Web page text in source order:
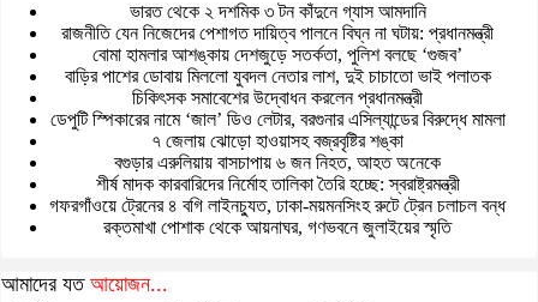
ভারত থেকে ২ দশমিক ৩ টন কাঁদুনে গ্যাস আমদানি
রাজনীতি যেন নিজেদের পেশাগত দায়িত্ব পালনে বিঘ্ন না ঘটায়: প্রধানমন্ত্রী
বোমা হামলার আশঙ্কায় দেশজুড়ে সতর্কতা, পুলিশ বলছে ‘গুজব’
বাড়ির পাশের ডোবায় মিললো যুবদল নেতার লাশ, দুই চাচাতো ভাই পলাতক
চিকিৎসক সমাবেশের উদ্বোধন করলেন প্রধানমন্ত্রী
ডেপুটি স্পিকারের নামে ‘জাল’ ডিও লেটার, বরগুনার এসিল্যান্ডের বিরুদ্ধে মামলা
৭ জেলায় ঝোড়ো হাওয়াসহ বজ্রবৃষ্টির শঙ্কা
বগুড়ার এরুলিয়ায় বাসচাপায় ৬ জন নিহত, আহত অনেকে
শীর্ষ মাদক কারবারিদের নির্মোহ তালিকা তৈরি হচ্ছে: স্বরাষ্ট্রমন্ত্রী
গফরগাঁওয়ে ট্রেনের ৪ বগি লাইনচ্যুত, ঢাকা-ময়মনসিংহ রুটে ট্রেন চলাচল বন্ধ
রক্তমাখা পোশাক থেকে আয়নাঘর, গণভবনে জুলাইয়ের স্মৃতি
আমাদের যত আয়োজন...